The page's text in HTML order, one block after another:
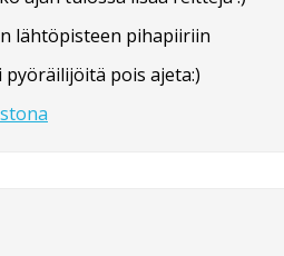
lähtöpisteen pihapiiriin
pyöräilijöitä pois ajeta:)